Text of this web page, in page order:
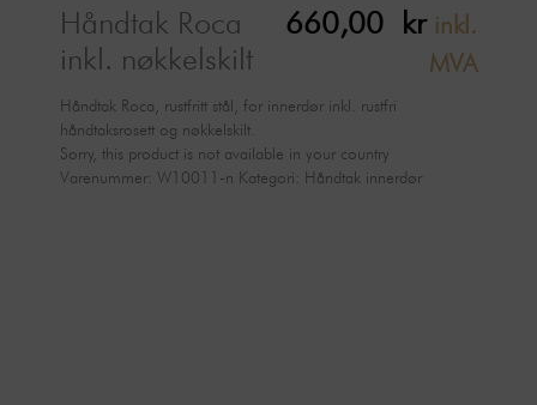
Håndtak Roca
inkl. nøkkelskilt
660,00 kr inkl.
MVA
Håndtak Roca, rustfritt stål, for innerdør inkl. rustfri
håndtaksrosett og nøkkelskilt.
Sorry, this product is not available in your country
Varenummer: W10011-n Kategori: Håndtak innerdør